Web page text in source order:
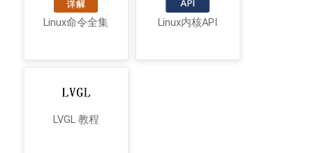
Linux命令全集 Linux内核API
LVGL 教程